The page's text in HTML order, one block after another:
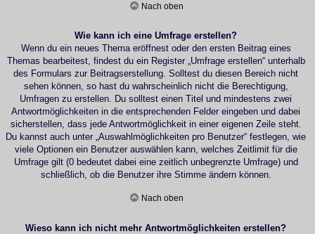
Nach oben
Wie kann ich eine Umfrage erstellen?
Wenn du ein neues Thema eröffnest oder den ersten Beitrag eines
Themas bearbeitest, findest du ein Register „Umfrage erstellen“ unterhalb
des Formulars zur Beitragserstellung. Solltest du diesen Bereich nicht
sehen können, so hast du wahrscheinlich nicht die Berechtigung,
Umfragen zu erstellen. Du solltest einen Titel und mindestens zwei
Antwortmöglichkeiten in die entsprechenden Felder eingeben und dabei
sicherstellen, dass jede Antwortmöglichkeit in einer eigenen Zeile steht.
Du kannst auch unter „Auswahlmöglichkeiten pro Benutzer“ festlegen, wie
viele Optionen ein Benutzer auswählen kann, welches Zeitlimit für die
Umfrage gilt (0 bedeutet dabei eine zeitlich unbegrenzte Umfrage) und
schließlich, ob die Benutzer ihre Stimme ändern können.
Nach oben
Wieso kann ich nicht mehr Antwortmöglichkeiten erstellen?